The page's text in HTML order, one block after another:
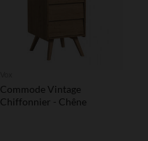
Commode Vintage
Chiffonnier - Chêne